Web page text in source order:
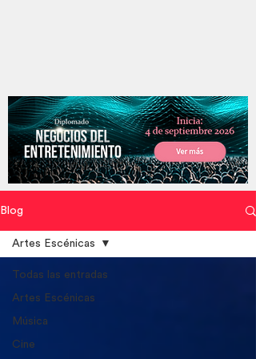
Blog
Todas las entradas
Artes Escénicas
Música
Cine
Artes Escénicas